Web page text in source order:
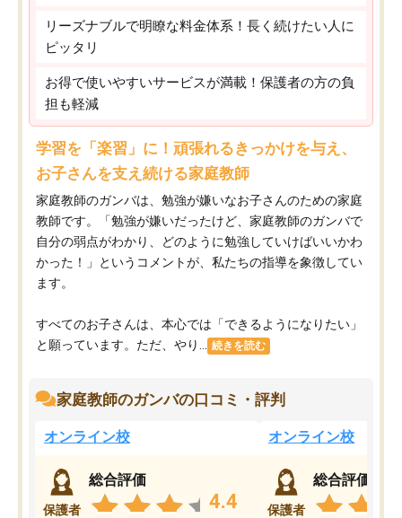
リーズナブルで明瞭な料金体系！長く続けたい人に
ピッタリ
お得で使いやすいサービスが満載！保護者の方の負
担も軽減
学習を「楽習」に！頑張れるきっかけを与え、
お子さんを支え続ける家庭教師
家庭教師のガンバは、勉強が嫌いなお子さんのための家庭
教師です。「勉強が嫌いだったけど、家庭教師のガンバで
自分の弱点がわかり、どのように勉強していけばいいかわ
かった！」というコメントが、私たちの指導を象徴してい
ます。
すべてのお子さんは、本心では「できるようになりたい」
と願っています。ただ、やり...
続きを読む
家庭教師のガンバの口コミ・評判
オンライン校
保護者
総合評価
4.4
オンライン校
保護者
総合評価